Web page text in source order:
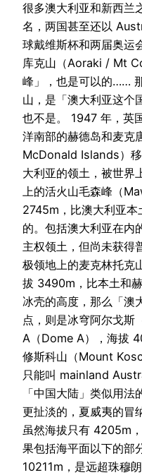
很多澳大利亚和新西兰
名，两国甚至还以
球戴维斯杯和两届奥运
库克山（Aoraki / Mt
峰」，也是可以的……
山，是「澳大利亚这个
也不是。 1947 年，英
洋南部的赫德岛和麦克
McDonald Islands）
大利亚的领土，被世界
上的活火山毛森峰（
2745m，比澳大利亚本
的。包括澳大利亚在内
主权领土，但尚未获得
极领地上的麦克林托
拔 3490m，比本土和
冰壳的高度，那么「澳
点，则是冰穹阿尔戈
A（Dome A），海拔
修斯科山（Mount
只能叫 mainland
「中国大陆」类似用法
更扯淡的，夏威夷的冒
虽然海拔只有 4205m
果包括海平面以下的部
10211m，是远超珠穆